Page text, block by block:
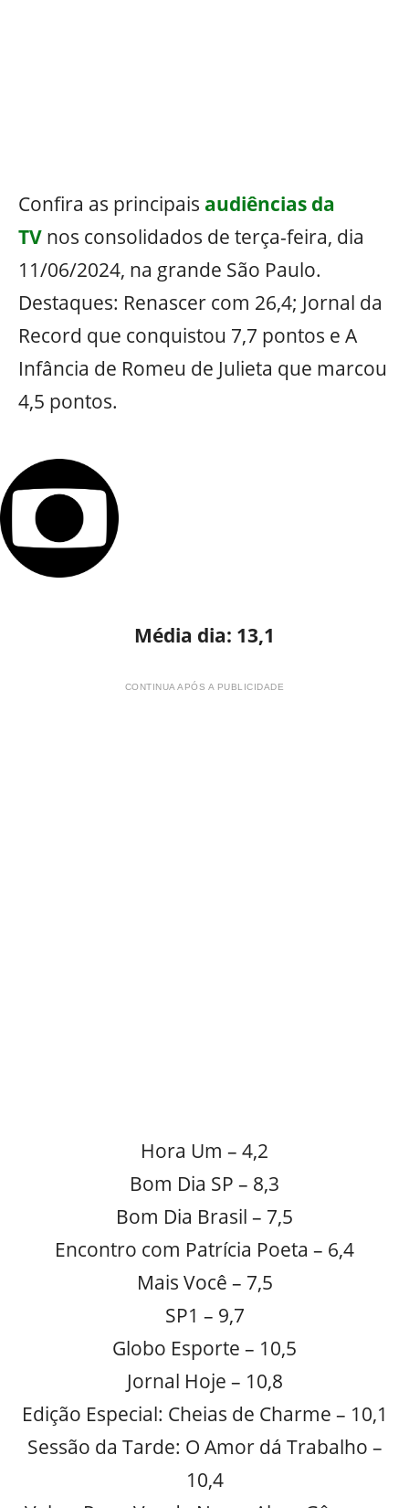
Confira as principais audiências da
TV nos consolidados de terça-feira, dia
11/06/2024, na grande São Paulo.
Destaques: Renascer com 26,4; Jornal da
Record que conquistou 7,7 pontos e A
Infância de Romeu de Julieta que marcou
4,5 pontos.
Média dia: 13,1
CONTINUA APÓS A PUBLICIDADE
Hora Um – 4,2
Bom Dia SP – 8,3
Bom Dia Brasil – 7,5
Encontro com Patrícia Poeta – 6,4
Mais Você – 7,5
SP1 – 9,7
Globo Esporte – 10,5
Jornal Hoje – 10,8
Edição Especial: Cheias de Charme – 10,1
Sessão da Tarde: O Amor dá Trabalho –
10,4